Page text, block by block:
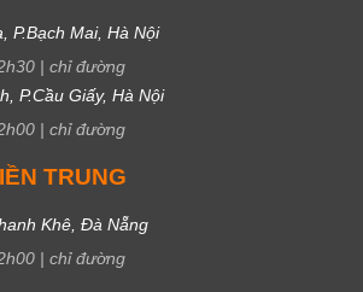
P.Bạch Mai, Hà Nội
| chỉ đường
P.Cầu Giấy, Hà Nội
| chỉ đường
TRUNG
Khê, Đà Nẵng
| chỉ đường